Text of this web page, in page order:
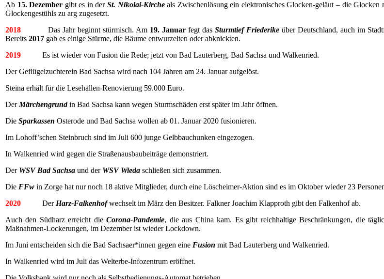
Ab 15. Dezember gibt es in derSt. Nikolai-Kircheals Zwischenlösung ein elektronisches Glocken-geläut – die Glocken
Glockengestühls zu arg zugesetzt.
2018 Das Jahr beginnt stürmisch. Am 19. Januarfegt dasSturmtief Friederike über Deutschland, auch im
Bereits 2017 gab es einige Stürme, die Bäume entwurzelten oder abknickten.
2019 Es ist wieder von Fusion die Rede; jetzt von Bad Lauterberg, Bad Sachsa und Walkenried.
Der Geflügelzuchterein Bad Sachsa wird nach 104 Jahren am 24. Januar aufgelöst.
Steina erhält für die Lesehallen-Renovierung 59.000 Euro.
Der Märchengrundin Bad Sachsa kann wegen Sturmschäden erst später im Jahr öffnen.
Die Sparkassen Osterode und Bad Sachsa wollen ab 01. Januar 2020 fusionieren.
Im Lohoff’schen Steinbruch sind im Juli 600 junge Gelbbauchunken eingezogen.
In Walkenried wird gegen die Straßenausbaubeiträge demonstriert.
Der WSV Bad Sachsa und der WSV Wieda schließen sich zusammen.
Die FFw in Zorge hat nur noch 18 aktive Mitglieder, durch eine Löscheimer-Aktion sind es im Oktober wieder 23
2020 Der Harz-Falkenhofwechselt im März den Besitzer. Falkner Joachim Klapproth gibt den Falkenhof ab.
Auch den Südharz erreicht dieCorona-Pandemie, die aus China kam. Es gibt reichhaltige Beschränkungen, die
Maßnahmen-Lockerungen, im Dezember ist wieder Lockdown.
Im Juni entscheiden sich die Bad Sachsaer*innen gegen eine Fusion mit Bad Lauterberg und Walkenried.
In Walkenried wird im Juli das Welterbe-Infozentrum eröffnet.